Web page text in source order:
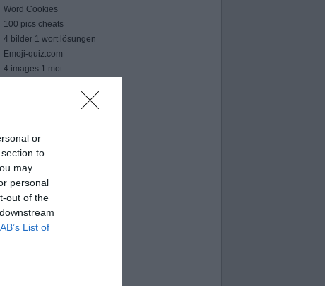
or
to
may
personal
out of the
List of
Word Cookies
100 pics cheats
4 bilder 1 wort lösungen
Emoji-quiz.com
4 images 1 mot
Word Bubbles answers